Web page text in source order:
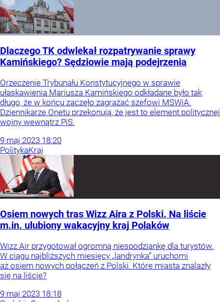
Dlaczego TK odwlekał rozpatrywanie sprawy
Kamińskiego? Sędziowie mają podejrzenia
Orzeczenie Trybunału Konstytucyjnego w sprawie
ułaskawienia Mariusza Kamińskiego odkładane było tak
długo, że w końcu zaczęło zagrażać szefowi MSWiA.
Dziennikarze Onetu przekonują, że jest to element politycznej
wojny wewnątrz PiS.
9 maj 2023 18:20
PolitykaKraj
Osiem nowych tras Wizz Aira z Polski. Na liście
m.in. ulubiony wakacyjny kraj Polaków
Wizz Air przygotował ogromną niespodziankę dla turystów.
W ciągu najbliższych miesięcy „landrynka” uruchomi
aż osiem nowych połączeń z Polski. Które miasta znalazły
się na liście?
9 maj 2023 18:18